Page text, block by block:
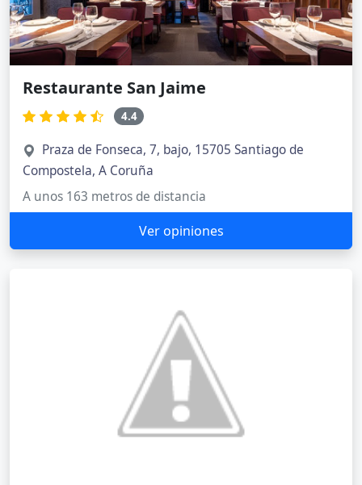
Restaurante San Jaime
4.4
Praza de Fonseca, 7, bajo, 15705 Santiago de
Compostela, A Coruña
A unos 163 metros de distancia
Ver opiniones